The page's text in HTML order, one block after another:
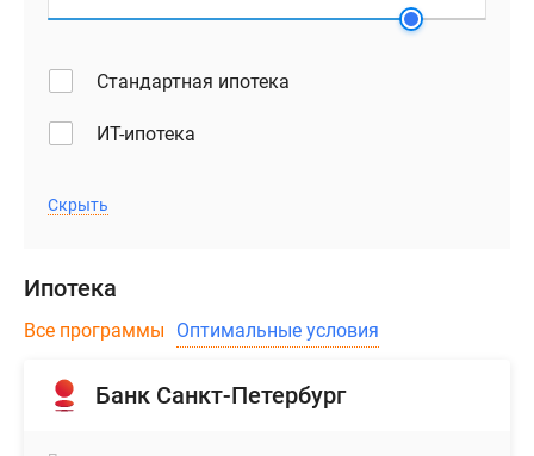
Стандартная ипотека
ИТ-ипотека
Скрыть
Ипотека
Все программы Оптимальные условия
Банк Санкт-Петербург